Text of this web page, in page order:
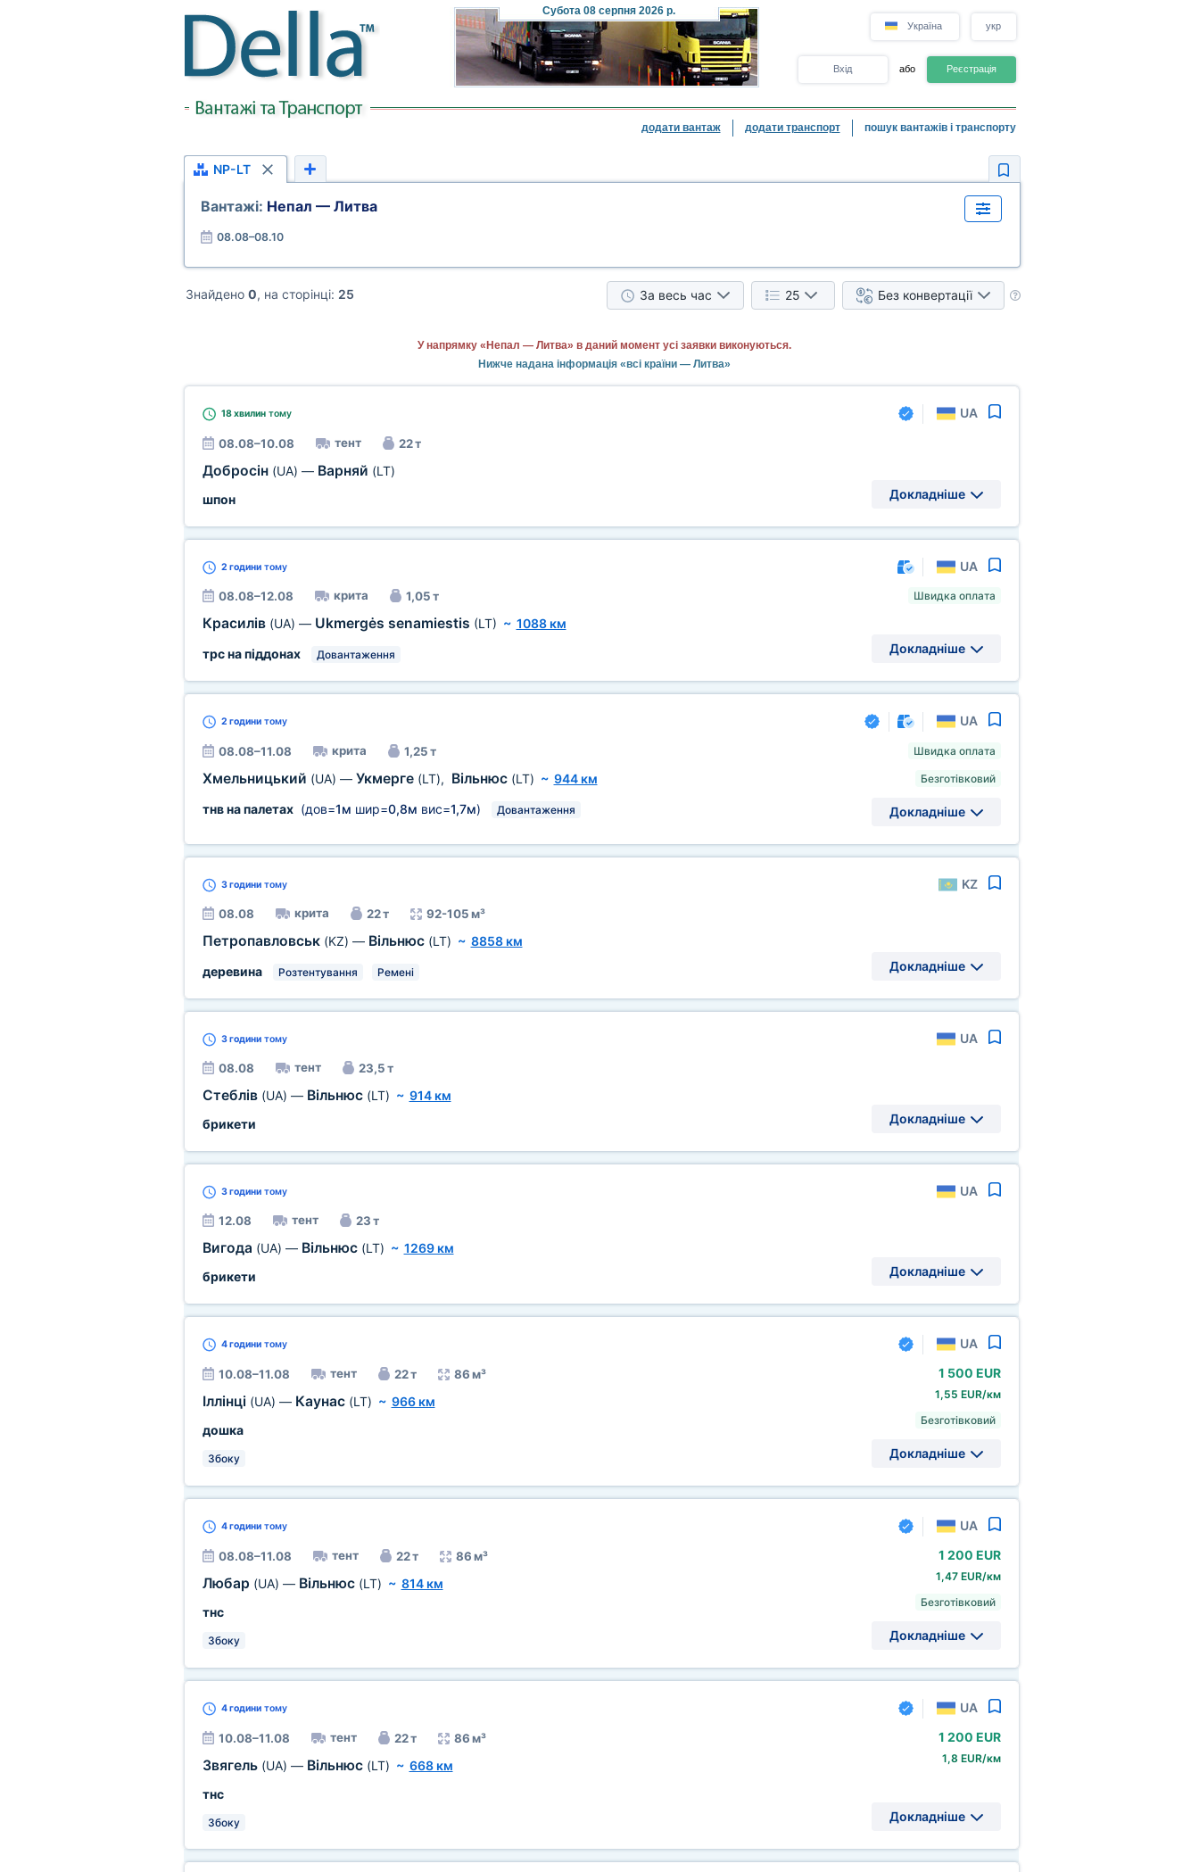
Субота08 серпня 2026 р.
Україна укр
Вхід або Реєстрація
додати вантаж додати транспорт пошук вантажів і транспорту
NP-LT
Вантажі: Непал — Литва
08.08–08.10
Знайдено 0, на сторінці: 25 За весь час 25 Без конвертації
У напрямку «Непал — Литва» в даний момент усі заявки виконуються.
Нижче надана інформація «всі країни — Литва»
18 хвилинтому UA
08.08–10.08 тент 22 т
Добросін (UA) — Варняй (LT)
шпон
Докладніше
2 годинитому UA
08.08–12.08 крита 1,05 т
Красилів (UA) — Ukmergės senamiestis (LT) ~ 1088 км
трс на піддонах
Довантаження
Швидка оплата
Докладніше
2 годинитому UA
08.08–11.08 крита 1,25 т
Хмельницький (UA) — Укмерге (LT), Вільнюс (LT) ~ 944 км
тнв на палетах(дов=1м шир=0,8м вис=1,7м) Довантаження
Швидка оплата
Безготівковий
Докладніше
3 годинитому KZ
08.08 крита 22 т 92-105 м³
Петропавловськ (KZ) — Вільнюс (LT) ~ 8858 км
деревина
Розтентування Ремені Докладніше
3 годинитому UA
08.08 тент 23,5 т
Стеблів (UA) — Вільнюс (LT) ~ 914 км
брикети
Докладніше
3 годинитому UA
12.08 тент 23 т
Вигода (UA) — Вільнюс (LT) ~ 1269 км
брикети
Докладніше
4 годинитому UA
10.08–11.08 тент 22 т 86 м³
Іллінці (UA) — Каунас (LT) ~ 966 км
дошка
Збоку
1 500 EUR
1,55 EUR/км
Безготівковий
Докладніше
4 годинитому UA
08.08–11.08 тент 22 т 86 м³
Любар (UA) — Вільнюс (LT) ~ 814 км
тнс
Збоку
1 200 EUR
1,47 EUR/км
Безготівковий
Докладніше
4 годинитому UA
10.08–11.08 тент 22 т 86 м³
Звягель (UA) — Вільнюс (LT) ~ 668 км
тнс
Збоку
1 200 EUR
1,8 EUR/км
Докладніше